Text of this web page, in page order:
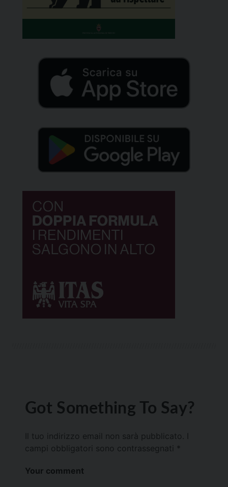
Got Something To Say?
Il tuo indirizzo email non sarà pubblicato.
campi obbligatori sono contrassegnati *
Your comment